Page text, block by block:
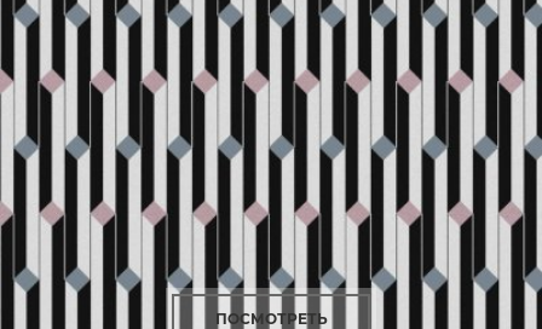
ПОСМОТРЕТЬ